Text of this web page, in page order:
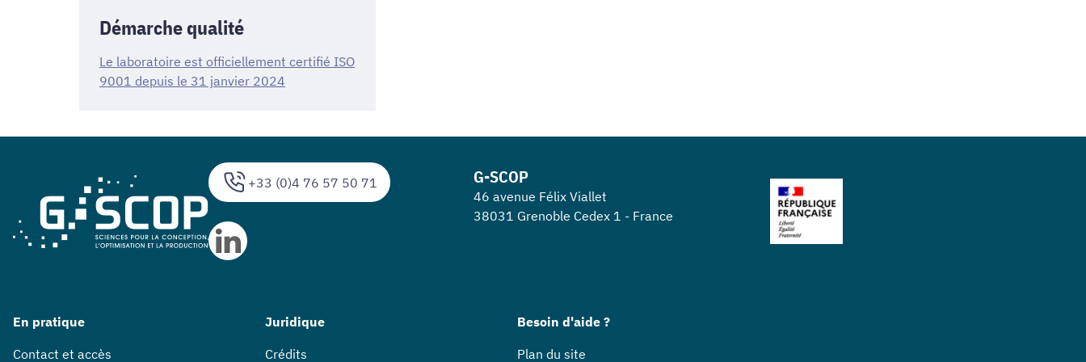
Démarche qualité
Le laboratoire est officiellement certifié ISO
9001 depuis le 31 janvier 2024
+33 (0)4 76 57 50 71 G-SCOP
46 avenue Félix Viallet
38031 Grenoble Cedex 1 - France
En pratique
Contact et accès
Juridique
Crédits
Besoin d'aide ?
Plan du site